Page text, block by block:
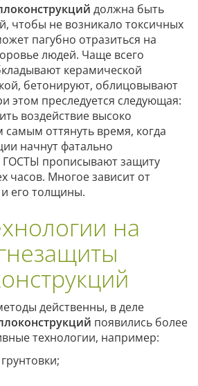
должна быть
чтобы не возникало токсичных
пагубно отразиться на
людей. Чаще всего
керамической
бетонируют, облицовывают
этом преследуется следующая:
воздействие высоко
оттянуть время, когда
начнут фатально
ГОСТЫ прописывают защиту
часов. Многое зависит от
его толщины.
на
действенны, в деле
появились более
технологии, например: